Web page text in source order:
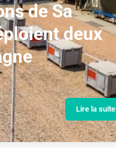
de Sa
deux
Lire la suite